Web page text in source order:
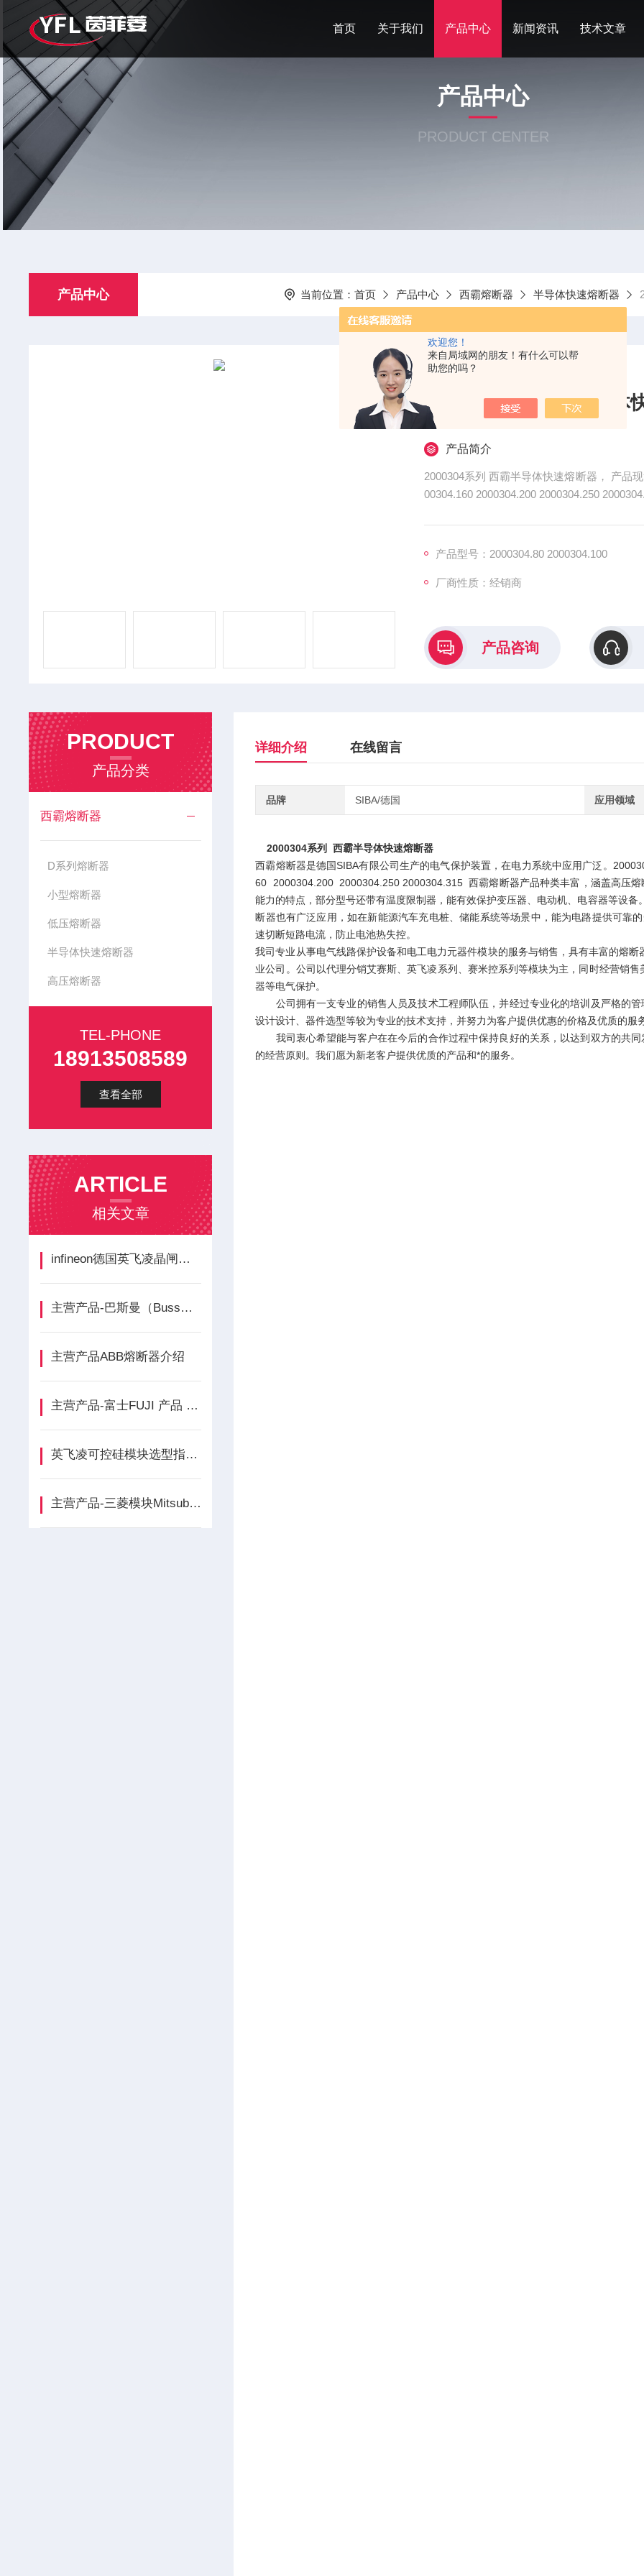
欢迎您！
来自局域网的朋友！有什么可以帮
助您的吗？
首页 关于我们 产品中心 新闻资讯 技术文章
产品中心
PRODUCT CENTER
产品中心 当前位置：首页 产品中心 西霸熔断器 半导体快速熔断器
2000304系列 西霸
产品简介
2000304系列 西霸半导体快速熔断器， 产品现货2000304.63 2000304.80 2000304.100 2000304.125 20
00304.160 2000304.200 2000304.250 2000304.315 能精确匹配变压器的额定电流与短路特性，当出现
产品型号：2000304.80 2000304.100
厂商性质：经销商
产品咨询
PRODUCT
产品分类
西霸熔断器
D系列熔断器
小型熔断器
低压熔断器
半导体快速熔断器
高压熔断器
TEL-PHONE
18913508589
查看全部
ARTICLE
相关文章
infineon德国英飞凌晶闸管整流桥德国工业的“电力心脏”
主营产品-巴斯曼（Bussmann）产品介绍
主营产品ABB熔断器介绍
主营产品-富士FUJI 产品 品牌介绍
英飞凌可控硅模块选型指南：精准匹配应用需求的关键步骤
主营产品-三菱模块Mitsubishi介绍
详细介绍 在线留言
品牌 SIBA/德国 应用领域
2000304系列 西霸半导体快速熔断器
西霸熔断器是德国SIBA有限公司生产的电气保护装置，在电力系统中应用广泛。
60 2000304.200 2000304.250 2000304.315 西霸熔断器产品种类丰富，涵盖高压
能力的特点，部分型号还带有温度限制器，能有效保护变压器、电动机、电容器等设备
断器也有广泛应用，如在新能源汽车充电桩、储能系统等场景中，能为电路提供可靠
速切断短路电流，防止电池热失控。
我司专业从事电气线路保护设备和电工电力元器件模块的服务与销售，具有丰富的熔
业公司。公司以代理分销艾赛斯、英飞凌系列、赛米控系列等模块为主，同时经营销
器等电气保护。
公司拥有一支专业的销售人员及技术工程师队伍，并经过专业化的培训及严格的管
设计设计、器件选型等较为专业的技术支持，并努力为客户提供优惠的价格及优质的服
我司衷心希望能与客户在在今后的合作过程中保持良好的关系，以达到双方的共同
的经营原则。我们愿为新老客户提供优质的产品和*的服务。